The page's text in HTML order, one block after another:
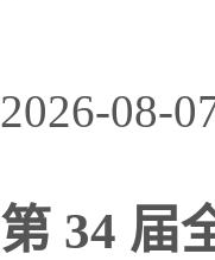
2026-08-
第 34 届